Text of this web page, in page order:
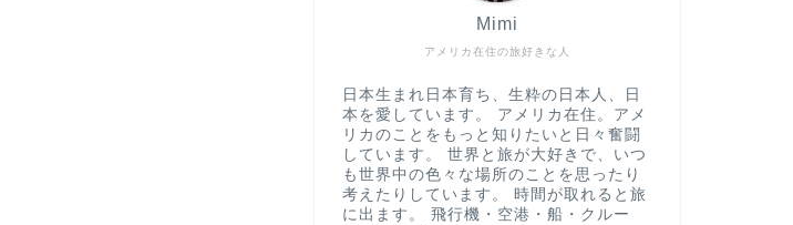
アメリカ在住の旅好きな人
Mimi
日本生まれ日本育ち、生粋の日本人、日
本を愛しています。 アメリカ在住。アメ
リカのことをもっと知りたいと日々奮闘
しています。 世界と旅が大好きで、いつ
も世界中の色々な場所のことを思ったり
考えたりしています。 時間が取れると旅
に出ます。 飛行機・空港・船・クルー